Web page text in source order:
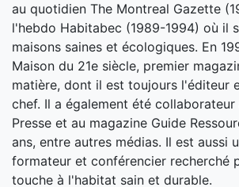
au quotidien The Montreal Gazette
l'hebdo Habitabec (1989-1994) où il
maisons saines et écologiques. En
Maison du 21e siècle, premier
matière, dont il est toujours l'éditeur
chef. Il a également été
Presse et au magazine Guide
ans, entre autres médias. Il est aussi
formateur et conférencier recherché
touche à l'habitat sain et durable.